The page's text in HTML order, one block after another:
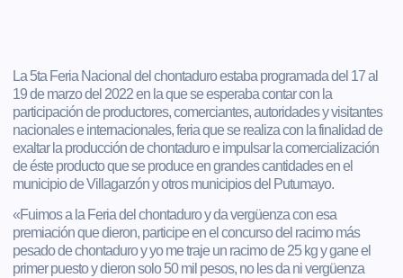
La 5ta Feria Nacional del chontaduro estaba programada del 17 al
19 de marzo del 2022 en la que se esperaba contar con la
participación de productores, comerciantes, autoridades y visitantes
nacionales e internacionales, feria que se realiza con la finalidad de
exaltar la producción de chontaduro e impulsar la comercialización
de éste producto que se produce en grandes cantidades en el
municipio de Villagarzón y otros municipios del Putumayo.
«Fuimos a la Feria del chontaduro y da vergüenza con esa
premiación que dieron, participe en el concurso del racimo más
pesado de chontaduro y yo me traje un racimo de 25 kg y gane el
primer puesto y dieron solo 50 mil pesos, no les da ni vergüenza